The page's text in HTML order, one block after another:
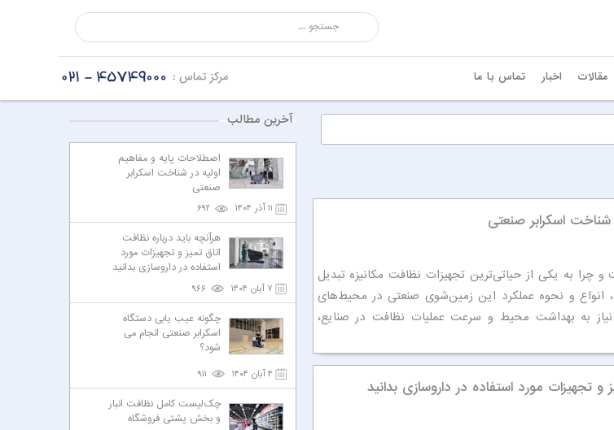
مقالات اخبار تماس با ما
شناخت اسکرابر صنعتی
چرا به یکی از حیاتی‌ترین تجهیزات نظافت مکانیزه تبدیل
انواع و نحوه عملکرد این زمین‌شوی صنعتی در محیط‌های
سال ۱۴۰۴، با رشد نیاز به بهداشت محیط و سرعت عملیات نظافت در صنایع،
و تجهیزات مورد استفاده در داروسازی بدانید
آخرین مطالب
اصطلاحات پایه و مفاهیم
اولیه در شناخت اسکرابر
صنعتی
۱۱ آذر ۱۴۰۴
هرآنچه باید درباره نظافت
اتاق تمیز و تجهیزات مورد
استفاده در داروسازی بدانید
۷ آبان ۱۴۰۴
چگونه عیب یابی دستگاه
اسکرابر صنعتی انجام می
شود؟
۴ آبان ۱۴۰۴
چک‌لیست کامل نظافت انبار
و بخش پشتی فروشگاه